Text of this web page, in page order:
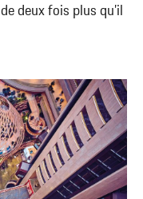
deux fois plus qu’il